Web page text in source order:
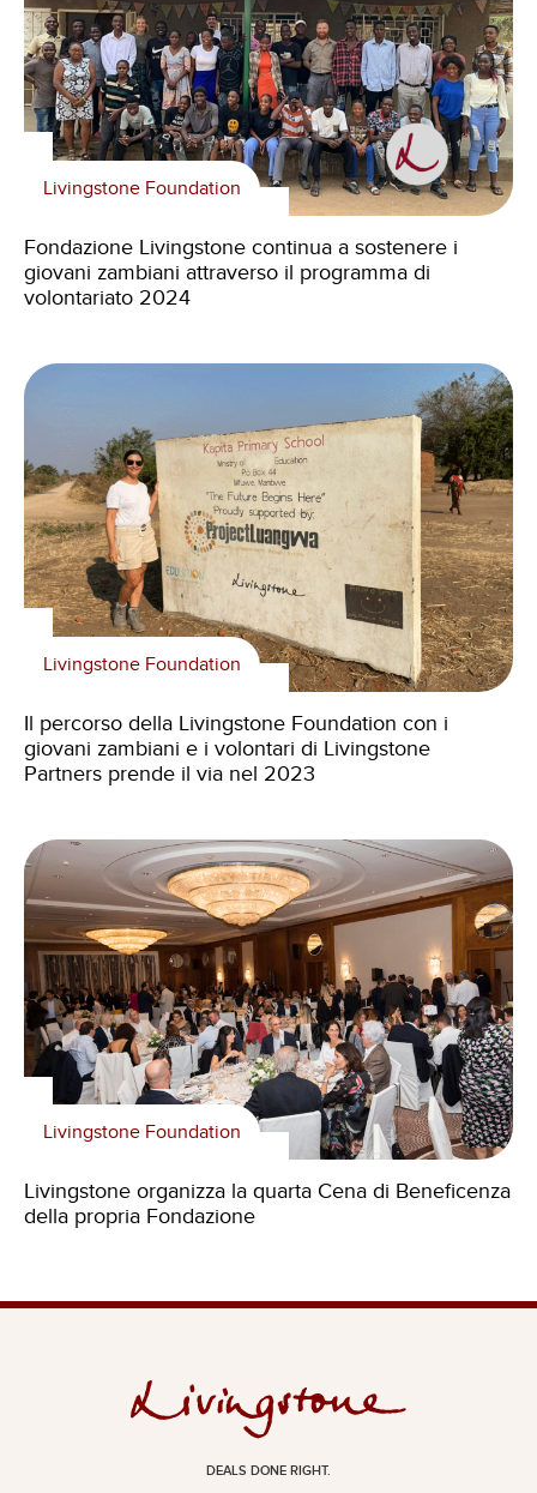
Livingstone Foundation
Fondazione Livingstone continua a sostenere i
giovani zambiani attraverso il programma di
volontariato 2024
Livingstone Foundation
Il percorso della Livingstone Foundation con i
giovani zambiani e i volontari di Livingstone
Partners prende il via nel 2023
Livingstone Foundation
Livingstone organizza la quarta Cena di Beneficenza
della propria Fondazione
DEALS DONE RIGHT.